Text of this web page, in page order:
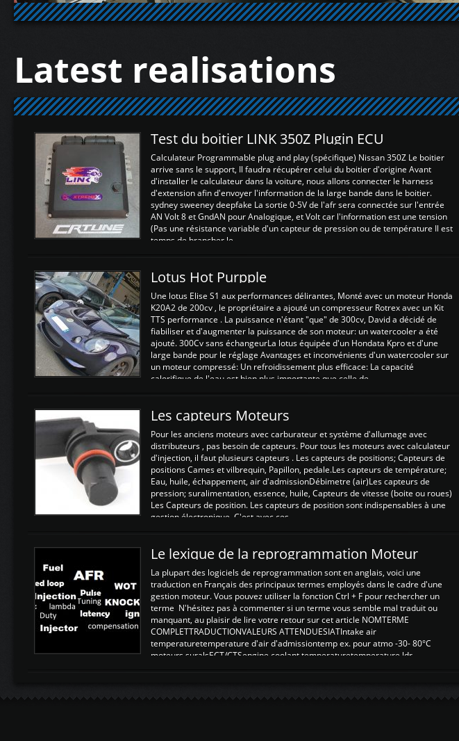
Latest realisations
Test du boitier LINK 350Z Plugin ECU
Calculateur Programmable plug and play (spécifique) Nissan 350Z Le boitier
arrive sans le support, Il faudra récupérer celui du boitier d'origine Avant
d'installer le calculateur dans la voiture, nous allons connecter le harness
d'extension afin d'envoyer l'information de la large bande dans le boitier.
sydney sweeney deepfake La sortie 0-5V de l'afr sera connectée sur l'entrée
AN Volt 8 et GndAN pour Analogique, et Volt car l'information est une tension
(Pas une résistance variable d'un capteur de pression ou de température Il est
temps de brancher le ...
Lotus Hot Purpple
Une lotus Elise S1 aux performances délirantes, Monté avec un moteur Honda
K20A2 de 200cv , le propriétaire a ajouté un compresseur Rotrex avec un Kit
TTS performance . La puissance n'étant "que" de 300cv, David a décidé de
fiabiliser et d'augmenter la puissance de son moteur: un watercooler a été
ajouté. 300Cv sans échangeurLa lotus équipée d'un Hondata Kpro et d'une
large bande pour le réglage Avantages et inconvénients d'un watercooler sur
un moteur compressé: Un refroidissement plus efficace: La capacité
calorifique de l'eau est bien plus importante que celle de ...
Les capteurs Moteurs
Pour les anciens moteurs avec carburateur et système d'allumage avec
distributeurs , pas besoin de capteurs. Pour tous les moteurs avec calculateur
d'injection, il faut plusieurs capteurs . Les capteurs de positions; Capteurs de
positions Cames et vilbrequin, Papillon, pedale.Les capteurs de température;
Eau, huile, échappement, air d'admissionDébimetre (air)Les capteurs de
pression; suralimentation, essence, huile, Capteurs de vitesse (boite ou roues)
Les Capteurs de position. Les capteurs de position sont indispensables à une
gestion électronique. C'est avec ces ...
Le lexique de la reprogrammation Moteur
La plupart des logiciels de reprogrammation sont en anglais, voici une
traduction en Français des principaux termes employés dans le cadre d'une
gestion moteur. Vous pouvez utiliser la fonction Ctrl + F pour rechercher un
terme N'hésitez pas à commenter si un terme vous semble mal traduit ou
manquant, au plaisir de lire votre retour sur cet article NOMTERME
COMPLETTRADUCTIONVALEURS ATTENDUESIATIntake air
temperaturetemperature d'air d'admissiontemp ex. pour atmo -30- 80°C
moteurs suralsECT/CTSengine coolant temperaturetemperature ldr